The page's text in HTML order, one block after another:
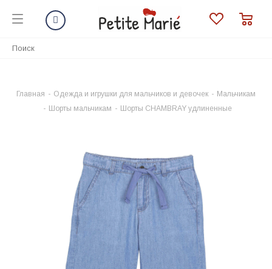
Главная - Одежда и игрушки для мальчиков и девочек - Мальчикам
- Шорты мальчикам - Шорты CHAMBRAY удлиненные